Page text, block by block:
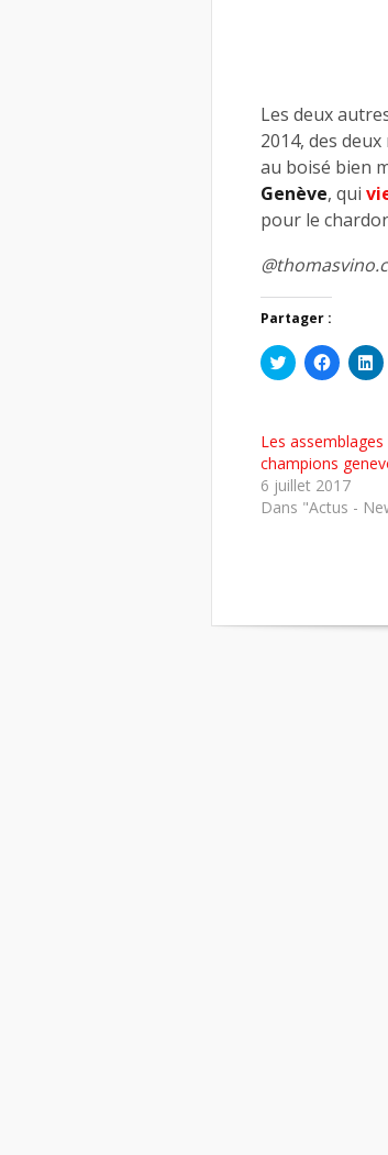
Les deux
2014, des
au boisé bien
Genève, qui
pour le
Partager :
Cliquez
pour
une
nouvelle
fenêtre)
Cliquez
pour
dans
une
fenêtre)
Les
6 juillet 2017
Dans "Actus -